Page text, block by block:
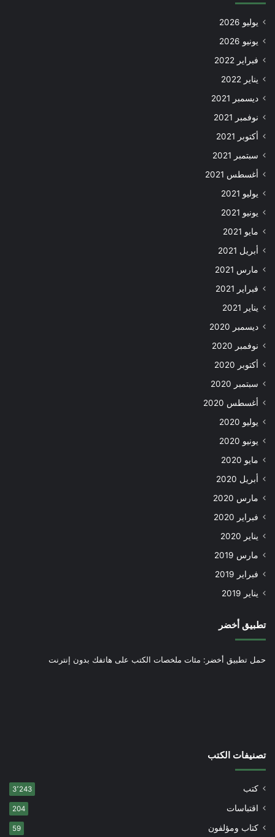
يوليو 2026
يونيو 2026
فبراير 2022
يناير 2022
ديسمبر 2021
نوفمبر 2021
أكتوبر 2021
سبتمبر 2021
أغسطس 2021
يوليو 2021
يونيو 2021
مايو 2021
أبريل 2021
مارس 2021
فبراير 2021
يناير 2021
ديسمبر 2020
نوفمبر 2020
أكتوبر 2020
سبتمبر 2020
أغسطس 2020
يوليو 2020
يونيو 2020
مايو 2020
أبريل 2020
مارس 2020
فبراير 2020
يناير 2020
مارس 2019
فبراير 2019
يناير 2019
تطبيق أخضر
حمل تطبيق أخضر: مئات ملخصات الكتب على هاتفك بدون إنترنت
تصنيفات الكتب
كتب 3٬243
اقتباسات 204
كتاب ومؤلفون 59